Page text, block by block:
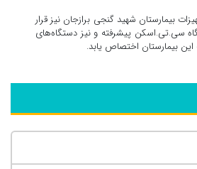
بیمارستان شهید گنجی برازجان نیز قرار
سی‌.تی‌.اسکن پیشرفته و نیز دستگاه‌های
این بیمارستان اختصاص یابد.